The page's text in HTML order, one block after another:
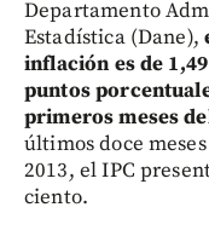
Departamento
Estadística (Dane),
inflación es de
puntos
primeros meses
últimos doce
2013, el IPC
ciento.